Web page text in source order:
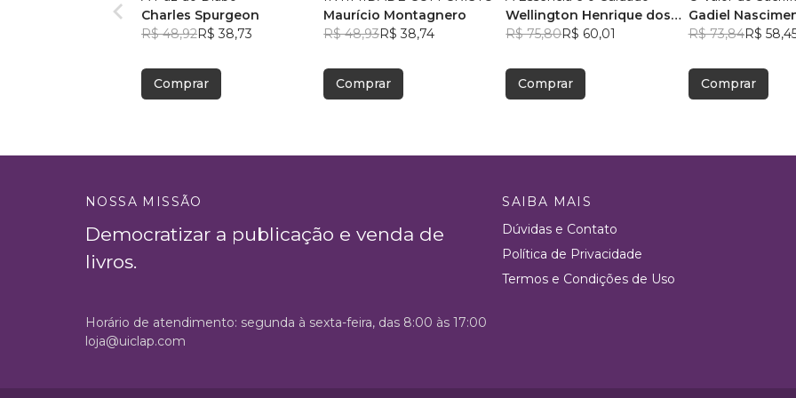
Charles Spurgeon
R$ 48,92R$ 38,73
Comprar
Maurício Montagnero
R$ 48,93R$ 38,74
Comprar
Wellington Henrique dos
Santos
R$ 75,80R$ 60,01
Comprar
Gadiel
R$ 73,84R$
Comprar
NOSSA MISSÃO
Democratizar a publicação e venda de
livros.
SAIBA MAIS
Dúvidas e Contato
Política de Privacidade
Termos e Condições de Uso
Horário de atendimento: segunda à sexta-feira, das 8:00 às 17:00
loja@uiclap.com